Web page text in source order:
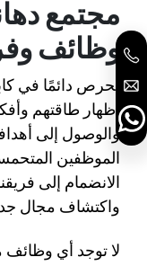
مجتمع
وظائف
نحرص دائمًا في
إظهار طاقتهم
والوصول إلى
الموظفين
الانضمام إلى
واكتشاف مجال
لا توجد أي وظائف